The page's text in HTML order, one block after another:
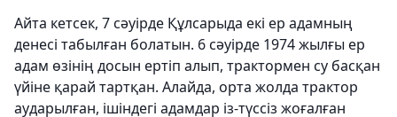
Айта кетсек, 7 сәуірде Құлсарыда екі ер адамның
денесі табылған болатын. 6 сәуірде 1974 жылғы ер
адам өзінің досын ертіп алып, трактормен су басқан
үйіне қарай тартқан. Алайда, орта жолда трактор
аударылған, ішіндегі адамдар із-түссіз жоғалған